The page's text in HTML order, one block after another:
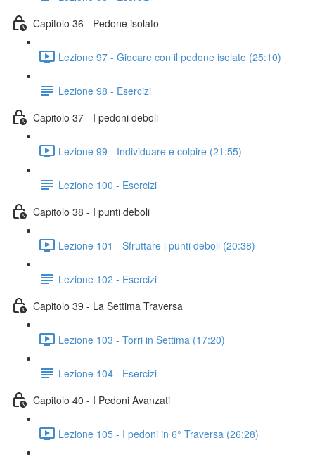
Capitolo 36 - Pedone isolato
Lezione 97 - Giocare con il pedone isolato (25:10)
Lezione 98 - Esercizi
Capitolo 37 - I pedoni deboli
Lezione 99 - Individuare e colpire (21:55)
Lezione 100 - Esercizi
Capitolo 38 - I punti deboli
Lezione 101 - Sfruttare i punti deboli (20:38)
Lezione 102 - Esercizi
Capitolo 39 - La Settima Traversa
Lezione 103 - Torri in Settima (17:20)
Lezione 104 - Esercizi
Capitolo 40 - I Pedoni Avanzati
Lezione 105 - I pedoni in 6° Traversa (26:28)